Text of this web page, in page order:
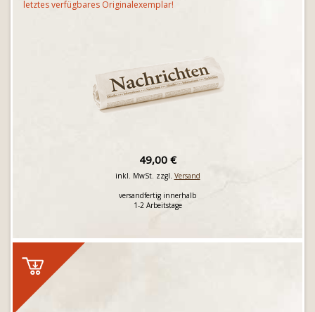
letztes verfügbares Originalexemplar!
49,00 €
inkl. MwSt. zzgl. Versand
versandfertig innerhalb
1-2 Arbeitstage